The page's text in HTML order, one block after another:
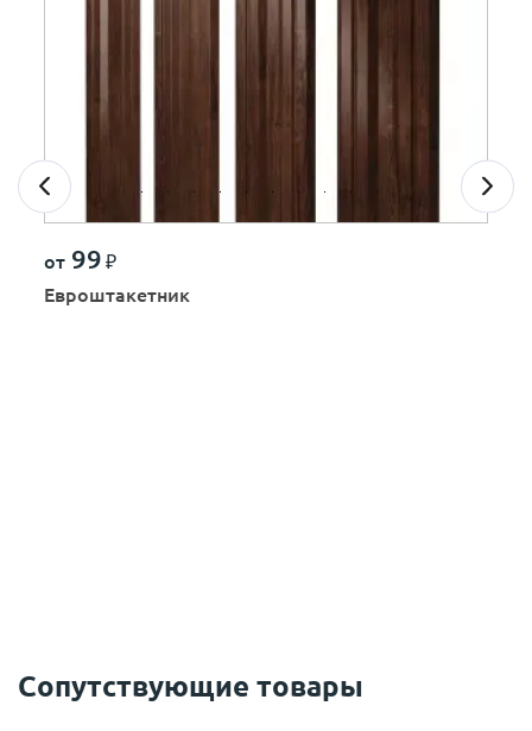
от 99 ₽
Евроштакетник
Сопутствующие товары